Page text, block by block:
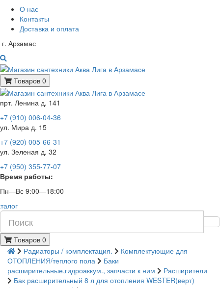
О нас
Контакты
Доставка и оплата
г. Арзамас
Товаров 0
прт. Ленина д. 141
+7 (910) 006-04-36
ул. Мира д. 15
+7 (920) 005-66-31
ул. Зеленая д. 32
+7 (950) 355-77-07
Время работы:
Пн—Вс 9:00—18:00
Товаров 0
Радиаторы / комплектация.
Комплектующие для
ОТОПЛЕНИЯ/теплого пола
Баки
расширительные,гидроаккум., запчасти к ним
Расширители
Бак расширительный 8 л для отопления WESTER(верт)